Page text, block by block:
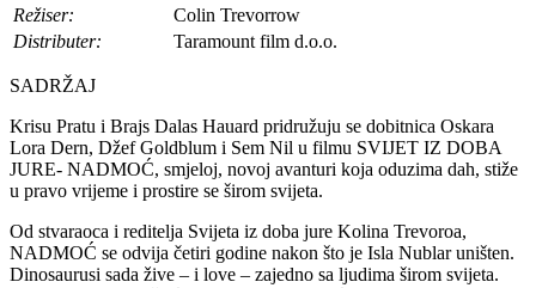
Režiser:
Colin Trevorrow
Distributer:
Taramount film d.o.o.
SADRŽAJ
Krisu Pratu i Brajs Dalas Hauard pridružuju se dobitnica Oskara
Lora Dern, Džef Goldblum i Sem Nil u filmu SVIJET IZ DOBA
JURE- NADMOĆ, smjeloj, novoj avanturi koja oduzima dah, stiže
u pravo vrijeme i prostire se širom svijeta.
Od stvaraoca i reditelja Svijeta iz doba jure Kolina Trevoroa,
NADMOĆ se odvija četiri godine nakon što je Isla Nublar uništen.
Dinosaurusi sada žive – i love – zajedno sa ljudima širom svijeta.